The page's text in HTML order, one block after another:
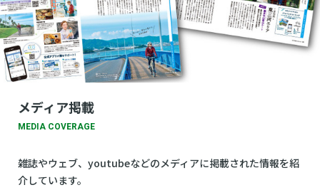
メディア掲載
MEDIA COVERAGE
雑誌やウェブ、youtubeなどのメディアに掲載された情報を紹
介しています。